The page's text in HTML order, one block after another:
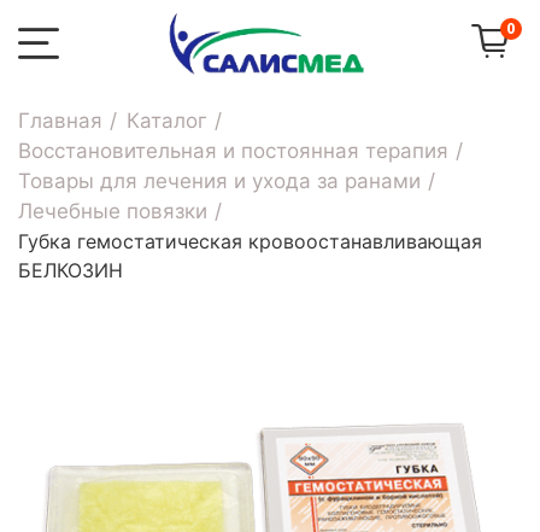
0
Главная
Каталог
Восстановительная и постоянная терапия
Товары для лечения и ухода за ранами
Лечебные повязки
Губка гемостатическая кровоостанавливающая
БЕЛКОЗИН